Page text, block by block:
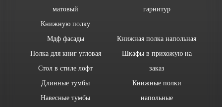
матовый
Книжную полку
гарнитур
Мдф фасады
Полка для книг угловая
Стол в стиле лофт
Длинные тумбы
Навесные тумбы
Книжная полка напольная
Шкафы в прихожую на
заказ
Книжные полки
напольные